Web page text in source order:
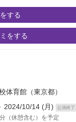
する
をする
体育館 （東京都）
2024/10/14 (月)
公演終了
（休憩含む）を予定